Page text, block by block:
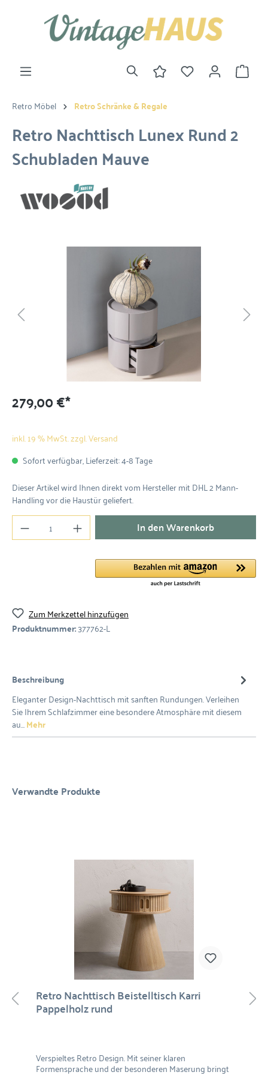
Retro Möbel Retro Schränke & Regale
Retro Nachttisch Lunex Rund 2
Schubladen Mauve
279,00 €*
inkl. 19 % MwSt. zzgl. Versand
Sofort verfügbar, Lieferzeit: 4-8 Tage
Dieser Artikel wird Ihnen direkt vom Hersteller mit DHL 2 Mann-
Handling vor die Haustür geliefert.
In den Warenkorb
Zum Merkzettel hinzufügen
Produktnummer:377762-L
Beschreibung
Eleganter Design-Nachttisch mit sanften Rundungen. Verleihen
Sie Ihrem Schlafzimmer eine besondere Atmosphäre mit diesem
au…Mehr
Verwandte Produkte
Retro Nachttisch Beistelltisch Karri
Pappelholz rund
Verspieltes Retro Design. Mit seiner klaren
Formensprache und der besonderen Maserung bringt